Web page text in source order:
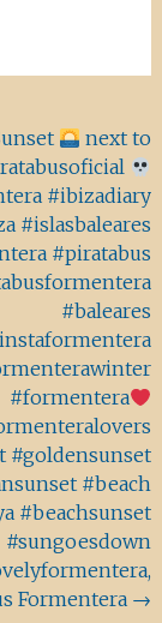
next to
#ibizadiary
#islasbaleares
#piratabus
#baleares
#formentera
#goldensunset
#beach
#beachsunset
#sungoesdown
Formentera →